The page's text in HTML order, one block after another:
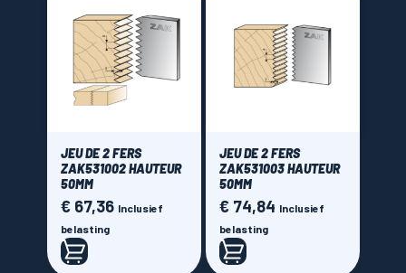
JEU DE 2 FERS
ZAK531002 HAUTEUR
50MM
Prijs
€ 67,36 Inclusief
belasting
JEU DE 2 FERS
ZAK531003 HAUTEUR
50MM
Prijs
€ 74,84 Inclusief
belasting